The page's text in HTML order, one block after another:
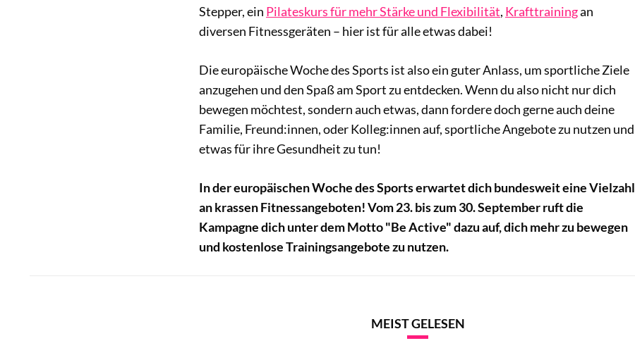
Stepper, ein Pilateskurs für mehr Stärke und Flexibilität, Krafttrainingan
diversen Fitnessgeräten – hier ist für alle etwas dabei!
Die europäische Woche des Sports ist also ein guter Anlass, um sportliche Ziele
anzugehen und den Spaß am Sport zu entdecken. Wenn du also nicht nur dich
bewegen möchtest, sondern auch etwas, dann fordere doch gerne auch deine
Familie, Freund:innen, oder Kolleg:innen auf, sportliche Angebote zu nutzen und
etwas für ihre Gesundheit zu tun!
In der europäischen Woche des Sports erwartet dich bundesweit eine Vielzahl
an krassen Fitnessangeboten! Vom 23. bis zum 30. September ruft die
Kampagne dich unter dem Motto "Be Active" dazu auf, dich mehr zu bewegen
und kostenlose Trainingsangebote zu nutzen.
MEIST GELESEN